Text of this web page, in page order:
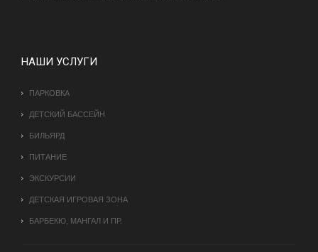
НАШИ УСЛУГИ
ПАРКОВКА
ДЕТСКИЙ БАССЕЙН
БИЛЬЯРД
ПИТАНИЕ
ЭКСКУРСИИ
ДЕТСКАЯ ИГРОВАЯ ЗОНА
БАРБЕКЮ, МАНГАЛ И ПР.